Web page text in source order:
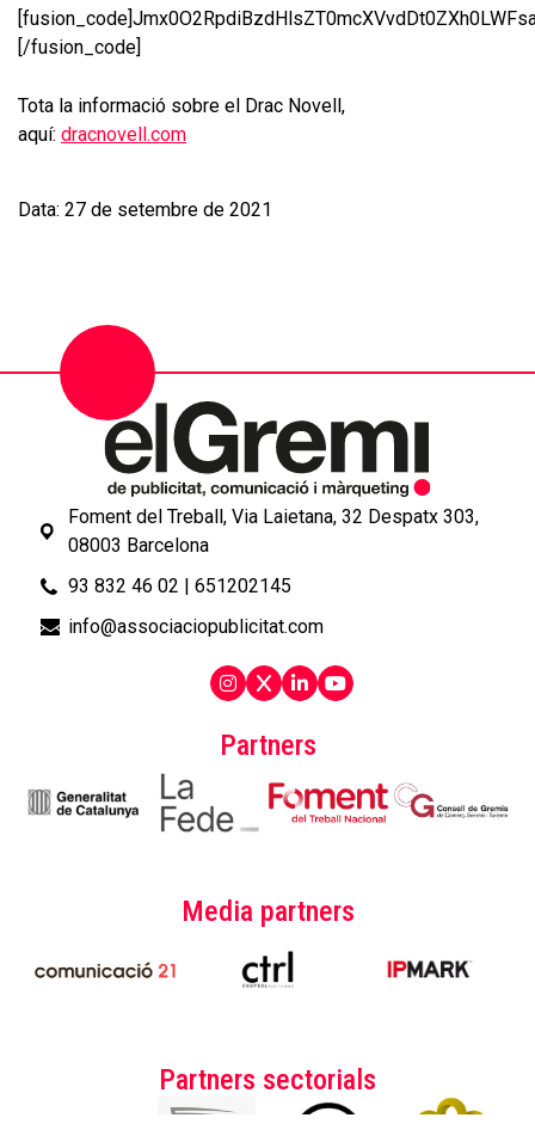
[/fusion_code]
Tota la informació sobre el Drac Novell,
aquí: dracnovell.com
Data: 27 de setembre de 2021
Partners
Media partners
Partners sectorials
Foment del Treball, Via Laietana, 32 Despatx 303,
08003 Barcelona
93 832 46 02 | 651202145
info@associaciopublicitat.com